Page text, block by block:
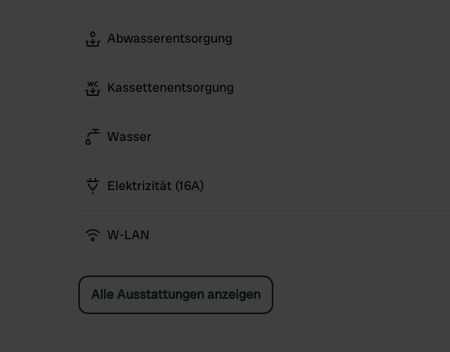
Abwasserentsorgung
Kassettenentsorgung
Wasser
Elektrizität (16A)
W-LAN
Alle Ausstattungen anzeigen